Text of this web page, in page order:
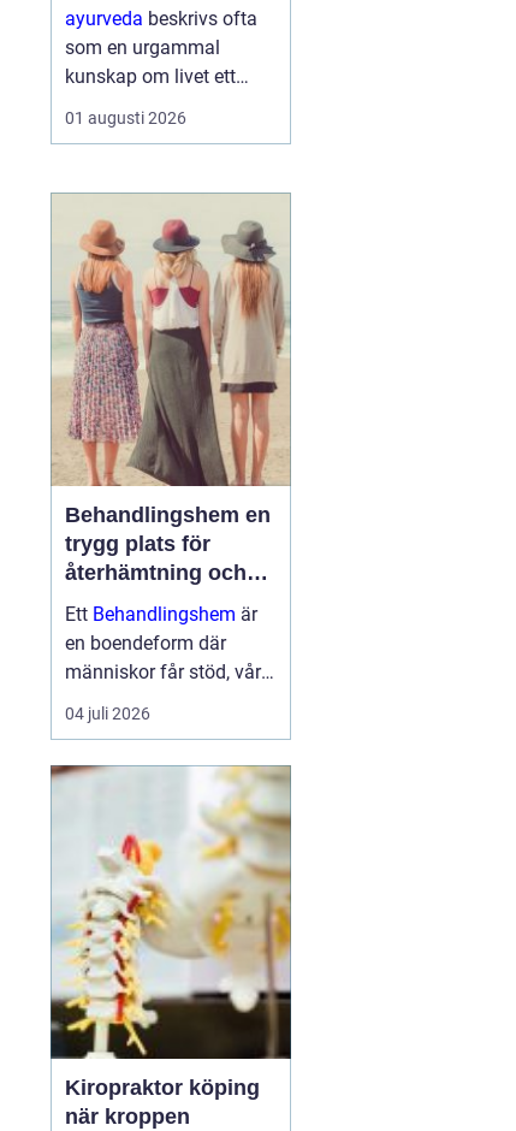
ayurveda beskrivs ofta
som en urgammal
kunskap om livet ett
praktiskt system för
hälsa som förenar kropp,
stället för att enbart
fokusera på symptom
försöker ayurvedan
förstå varf...
01 augusti 2026
Behandlingshem en
trygg plats för
återhämtning och
förändring
Ett Behandlingshem är
en boendeform där
människor får stöd, vård
och struktur under en
period i livet när det
öppenvården inte räcker.
Målet är att skapa
trygghet, stabilitet och
förutsättni...
04 juli 2026
Kiropraktor köping
när kroppen